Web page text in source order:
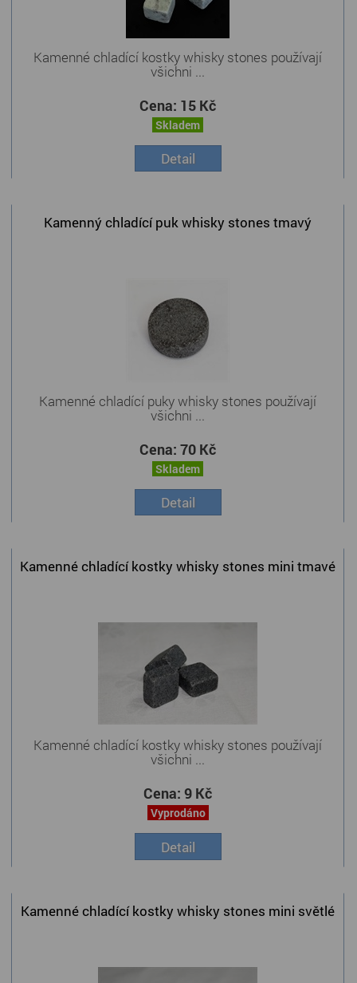
Kamenné chladící kostky whisky stones používají
všichni ...
Cena: 15 Kč
Skladem
Detail
Kamenný chladící puk whisky stones tmavý
Kamenné chladící puky whisky stones používají
všichni ...
Cena: 70 Kč
Skladem
Detail
Kamenné chladící kostky whisky stones mini tmavé
Kamenné chladící kostky whisky stones používají
všichni ...
Cena: 9 Kč
Vyprodáno
Detail
Kamenné chladící kostky whisky stones mini světlé